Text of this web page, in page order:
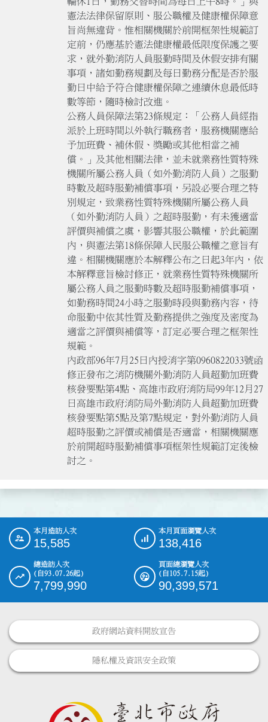
憲法法律保留原則、服公職權及健康權保障意
旨尚無違背。惟相關機關於前開框架性規範訂
定前，仍應基於憲法健康權最低限度保護之要
求，就外勤消防人員服勤時間及休假安排有關
事項，諸如勤務規劃及每日勤務分配是否於服
勤日中給予符合健康權保障之連續休息最低時
數等節，隨時檢討改進。
公務人員保障法第23條規定：「公務人員經指
派於上班時間以外執行職務者，服務機關應給
予加班費、補休假、獎勵或其他相當之補
償。」及其他相關法律，並未就業務性質特殊
機關所屬公務人員（如外勤消防人員）之服勤
時數及超時服勤補償事項，另設必要合理之特
別規定，致業務性質特殊機關所屬公務人員
（如外勤消防人員）之超時服勤，有未獲適當
評價與補償之虞，影響其服公職權，於此範圍
內，與憲法第18條保障人民服公職權之意旨有
違。相關機關應於本解釋公布之日起3年內，依
本解釋意旨檢討修正，就業務性質特殊機關所
屬公務人員之服勤時數及超時服勤補償事項，
如勤務時間24小時之服勤時段與勤務內容，待
命服勤中依其性質及勤務提供之強度及密度為
適當之評價與補償等，訂定必要合理之框架性
規範。
內政部96年7月25日內授消字第0960822033號函
修正發布之消防機關外勤消防人員超勤加班費
核發要點第4點、高雄市政府消防局99年12月27
日高雄市政府消防局外勤消防人員超勤加班費
核發要點第5點及第7點規定，對外勤消防人員
超時服勤之評價或補償是否適當，相關機關應
於前開超時服勤補償事項框架性規範訂定後檢
::: 本月造訪人次
15,585
本月頁面瀏覽人次
138,416
總造訪人次
(自93.07.26起)
7,799,990
頁面總瀏覽人次
(自105.7.15起)
90,399,571
政府網站資料開放宣告
隱私權及資訊安全政策